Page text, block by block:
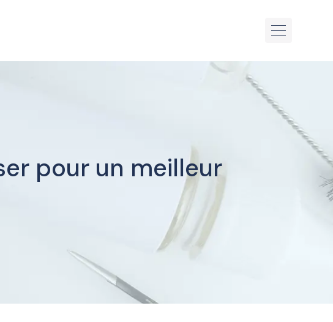
pour un meilleur